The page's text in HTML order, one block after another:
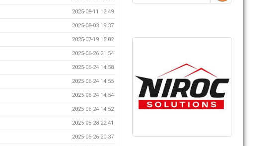
2025-08-11 12:49
2025-08-03 19:37
2025-07-19 15:02
2025-06-26 21:54
2025-06-24 14:58
2025-06-24 14:55
2025-06-24 14:54
2025-06-24 14:52
2025-05-28 22:41
2025-05-26 20:37